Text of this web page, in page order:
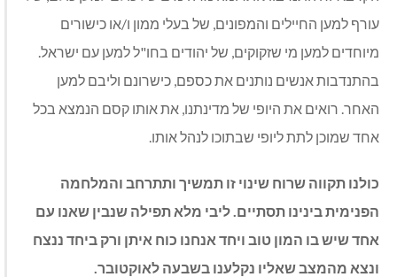
עורף למען החיילים והמפונים, של בעלי ממון ו/או כישורים
מיוחדים למען מי שזקוקים, של יהודים בחו"ל למען עם ישראל.
בהתנדבות אנשים נותנים את כספם, כישרונם וליבם למען
האחר. רואים את היופי של מדינתנו, את אותו קסם הנמצא בכל
אחד שמוכן לתת ליופי שבתוכו לנהל אותו.
כולנו תקווה שרוח שינוי זו תמשיך ותתרחב והמלחמה
הפנימית בינינו תסתיים. ליבי מלא תפילה שנבין שאנו עם
אחד שיש בו המון טוב ויחד אנחנו כוח איתן ורק ביחד ננצח
ונצא מהמצב שאליו נקלענו בשבעה לאוקטובר.